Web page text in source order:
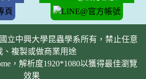
立中興大學昆蟲學系所有，禁止任意
、複製或做商業用途
，解析度1920*1080以獲得最佳瀏覽
效果